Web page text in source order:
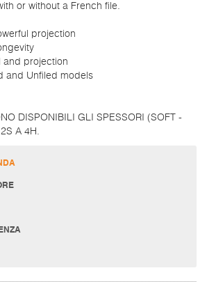
or without a French file.
projection
and projection
and Unfiled models
DISPONIBILI GLI SPESSORI (SOFT -
A 4H.